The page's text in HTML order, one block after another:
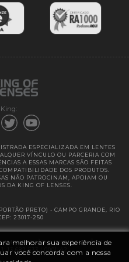
melhorar sua experiência de
você concorda com a nossa
King:
ESPECIALIZADA EM LENTES
VÍNCULO OU PARCERIA COM
A ESSAS MARCAS SÃO FEITAS
DOS PRODUTOS.
NÃO PATROCINAM, APOIAM OU
DA KING OF LENSES.
PRETO) - CAMPO GRANDE, RIO
23017-250
E DISTRIBUIÇÃO DE
13.682.533 / 0001-42